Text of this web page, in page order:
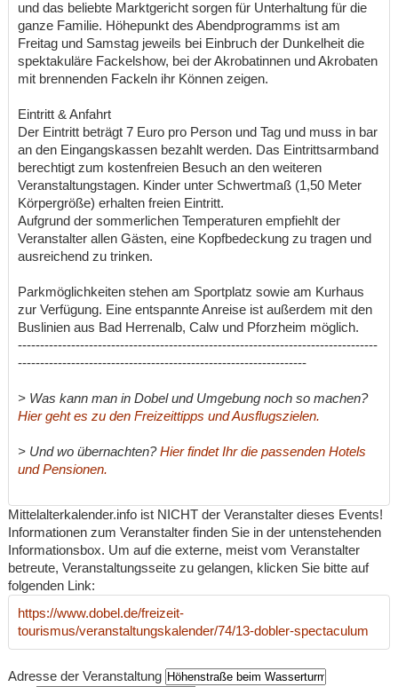
und das beliebte Marktgericht sorgen für Unterhaltung für die
ganze Familie. Höhepunkt des Abendprogramms ist am
Freitag und Samstag jeweils bei Einbruch der Dunkelheit die
spektakuläre Fackelshow, bei der Akrobatinnen und Akrobaten
mit brennenden Fackeln ihr Können zeigen.
Eintritt & Anfahrt
Der Eintritt beträgt 7 Euro pro Person und Tag und muss in bar
an den Eingangskassen bezahlt werden. Das Eintrittsarmband
berechtigt zum kostenfreien Besuch an den weiteren
Veranstaltungstagen. Kinder unter Schwertmaß (1,50 Meter
Körpergröße) erhalten freien Eintritt.
Aufgrund der sommerlichen Temperaturen empfiehlt der
Veranstalter allen Gästen, eine Kopfbedeckung zu tragen und
ausreichend zu trinken.
Parkmöglichkeiten stehen am Sportplatz sowie am Kurhaus
zur Verfügung. Eine entspannte Anreise ist außerdem mit den
Buslinien aus Bad Herrenalb, Calw und Pforzheim möglich.
---------------------------------------------------------------------------------
-----------------------------------------------------------------
> Was kann man in Dobel und Umgebung noch so machen?
Hier geht es zu den Freizeittipps und Ausflugszielen.
> Und wo übernachten?Hier findet Ihr die passenden Hotels
und Pensionen.
Mittelalterkalender.info ist NICHT der Veranstalter dieses Events!
Informationen zum Veranstalter finden Sie in der untenstehenden
Informationsbox. Um auf die externe, meist vom Veranstalter
betreute, Veranstaltungsseite zu gelangen, klicken Sie bitte auf
folgenden Link:
https://www.dobel.de/freizeit-
tourismus/veranstaltungskalender/74/13-dobler-spectaculum
Adresse der Veranstaltung